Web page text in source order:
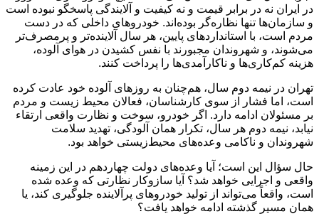
در ایران نه در برابر قیمت و نه کیفیت و آلایندگی پاسخگو نبوده است
و سازمان‌ها تنها نظاره‌گر بوده‌اند. خودروهای داخلی که در دست
مردم است، با استانداردهای پایین، هر سال آلاینده‌تر و پرمصرف‌تر
می‌شوند، و شهروندان مجبورند با نفس کشیدن در هوای آلوده،
هزینه کم‌کاری‌ها و ناکارآمدی‌ها را پرداخت کنند.
تهران در نیمه دوم سال، هم‌چنان به روزهای آلوده خود عادت کرده
است، اما فشار از سوی کارشناسان، فعالان محیط زیست و مردم
بر مسئولان ادامه دارد. اگر خودرو، سوخت و نظارت واقعی ارتقاء
نیابد، نیمه دوم هر سال، تکرار همان آلودگی، تهدید سلامت
شهروندان و ناکامی وعده‌های محیط‌زیستی خواهد بود.
حال سؤال این است؛ آیا وعده‌های دولت چهاردهم در این زمینه
واقعی و اجرایی خواهد شد؟ آیا سازوکار نظارتی که وعده شده
است، واقعاً می‌تواند از تولید خودروهای پرآلاینده جلوگیری کند، یا
همان مسیر گذشته ادامه خواهد یافت؟